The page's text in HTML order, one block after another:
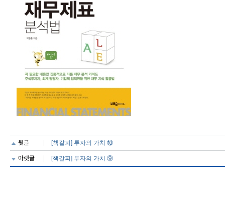
윗글 [책갈피] 투자의 가치 ⑩
아랫글 [책갈피] 투자의 가치 ⑨